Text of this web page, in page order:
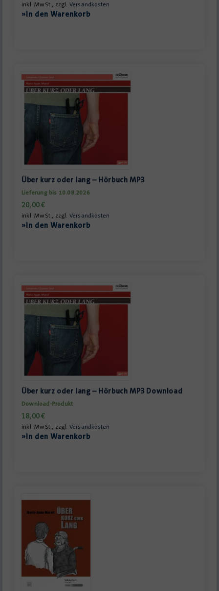
inkl. MwSt., zzgl. Versandkosten
»In den Warenkorb
Über kurz oder lang – Hörbuch MP3
Lieferung bis 10.08.2026
20,00€
inkl. MwSt., zzgl. Versandkosten
»In den Warenkorb
Über kurz oder lang – Hörbuch MP3 Download
Download-Produkt
18,00€
inkl. MwSt., zzgl. Versandkosten
»In den Warenkorb